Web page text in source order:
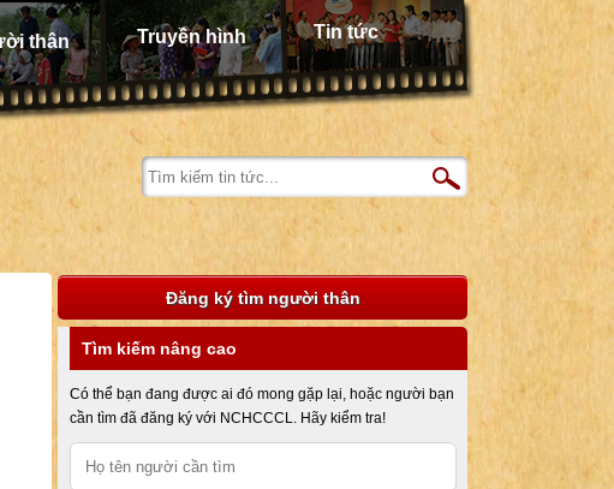
thân Truyền hình Tin tức
Đăng ký tìm người thân
Tìm kiếm nâng cao
Có thể bạn đang được ai đó mong gặp lại, hoặc người bạn
cần tìm đã đăng ký với NCHCCCL. Hãy kiểm tra!